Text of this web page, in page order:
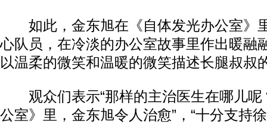
如此，金东旭在《自体发光办公室》
心队员，在冷淡的办公室故事里作出暖融
以温柔的微笑和温暖的微笑描述长腿叔叔
观众们表示“那样的主治医生在哪儿呢
公室》里，金东旭令人治愈”，“十分支持